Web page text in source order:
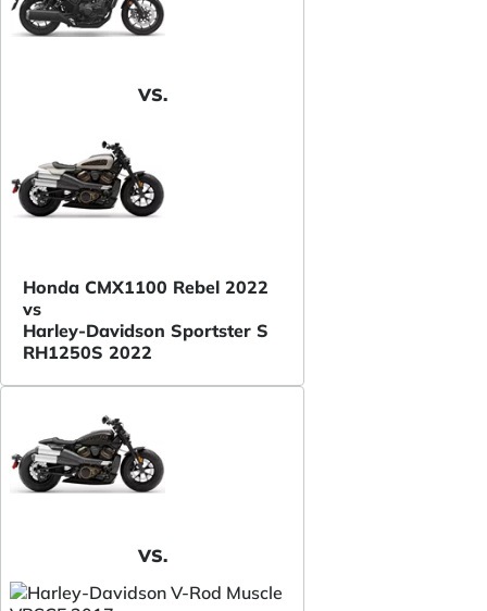
VS.
Honda CMX1100 Rebel 2022
vs
Harley-Davidson Sportster S
RH1250S 2022
VS.